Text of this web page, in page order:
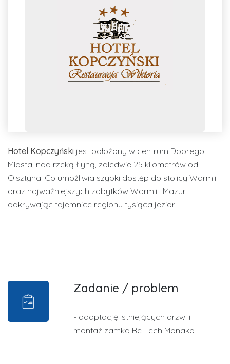
Hotel Kopczyński jest położony w centrum Dobrego
Miasta, nad rzeką Łyną, zaledwie 25 kilometrów od
Olsztyna. Co umożliwia szybki dostęp do stolicy Warmii
oraz najważniejszych zabytków Warmii i Mazur
odkrywając tajemnice regionu tysiąca jezior.
Zadanie / problem
- adaptację istniejących drzwi i
montaż zamka Be-Tech Monako